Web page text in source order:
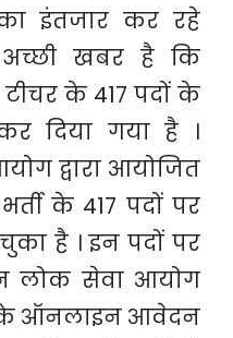
का इंतजार कर रहे
अच्छी खबर है कि
के 417 पदों के
दिया गया है ।
द्वारा आयोजित
के 417 पदों पर
चुका है । इन पदों पर
लोक सेवा आयोग
करके ऑनलाइन आवेदन